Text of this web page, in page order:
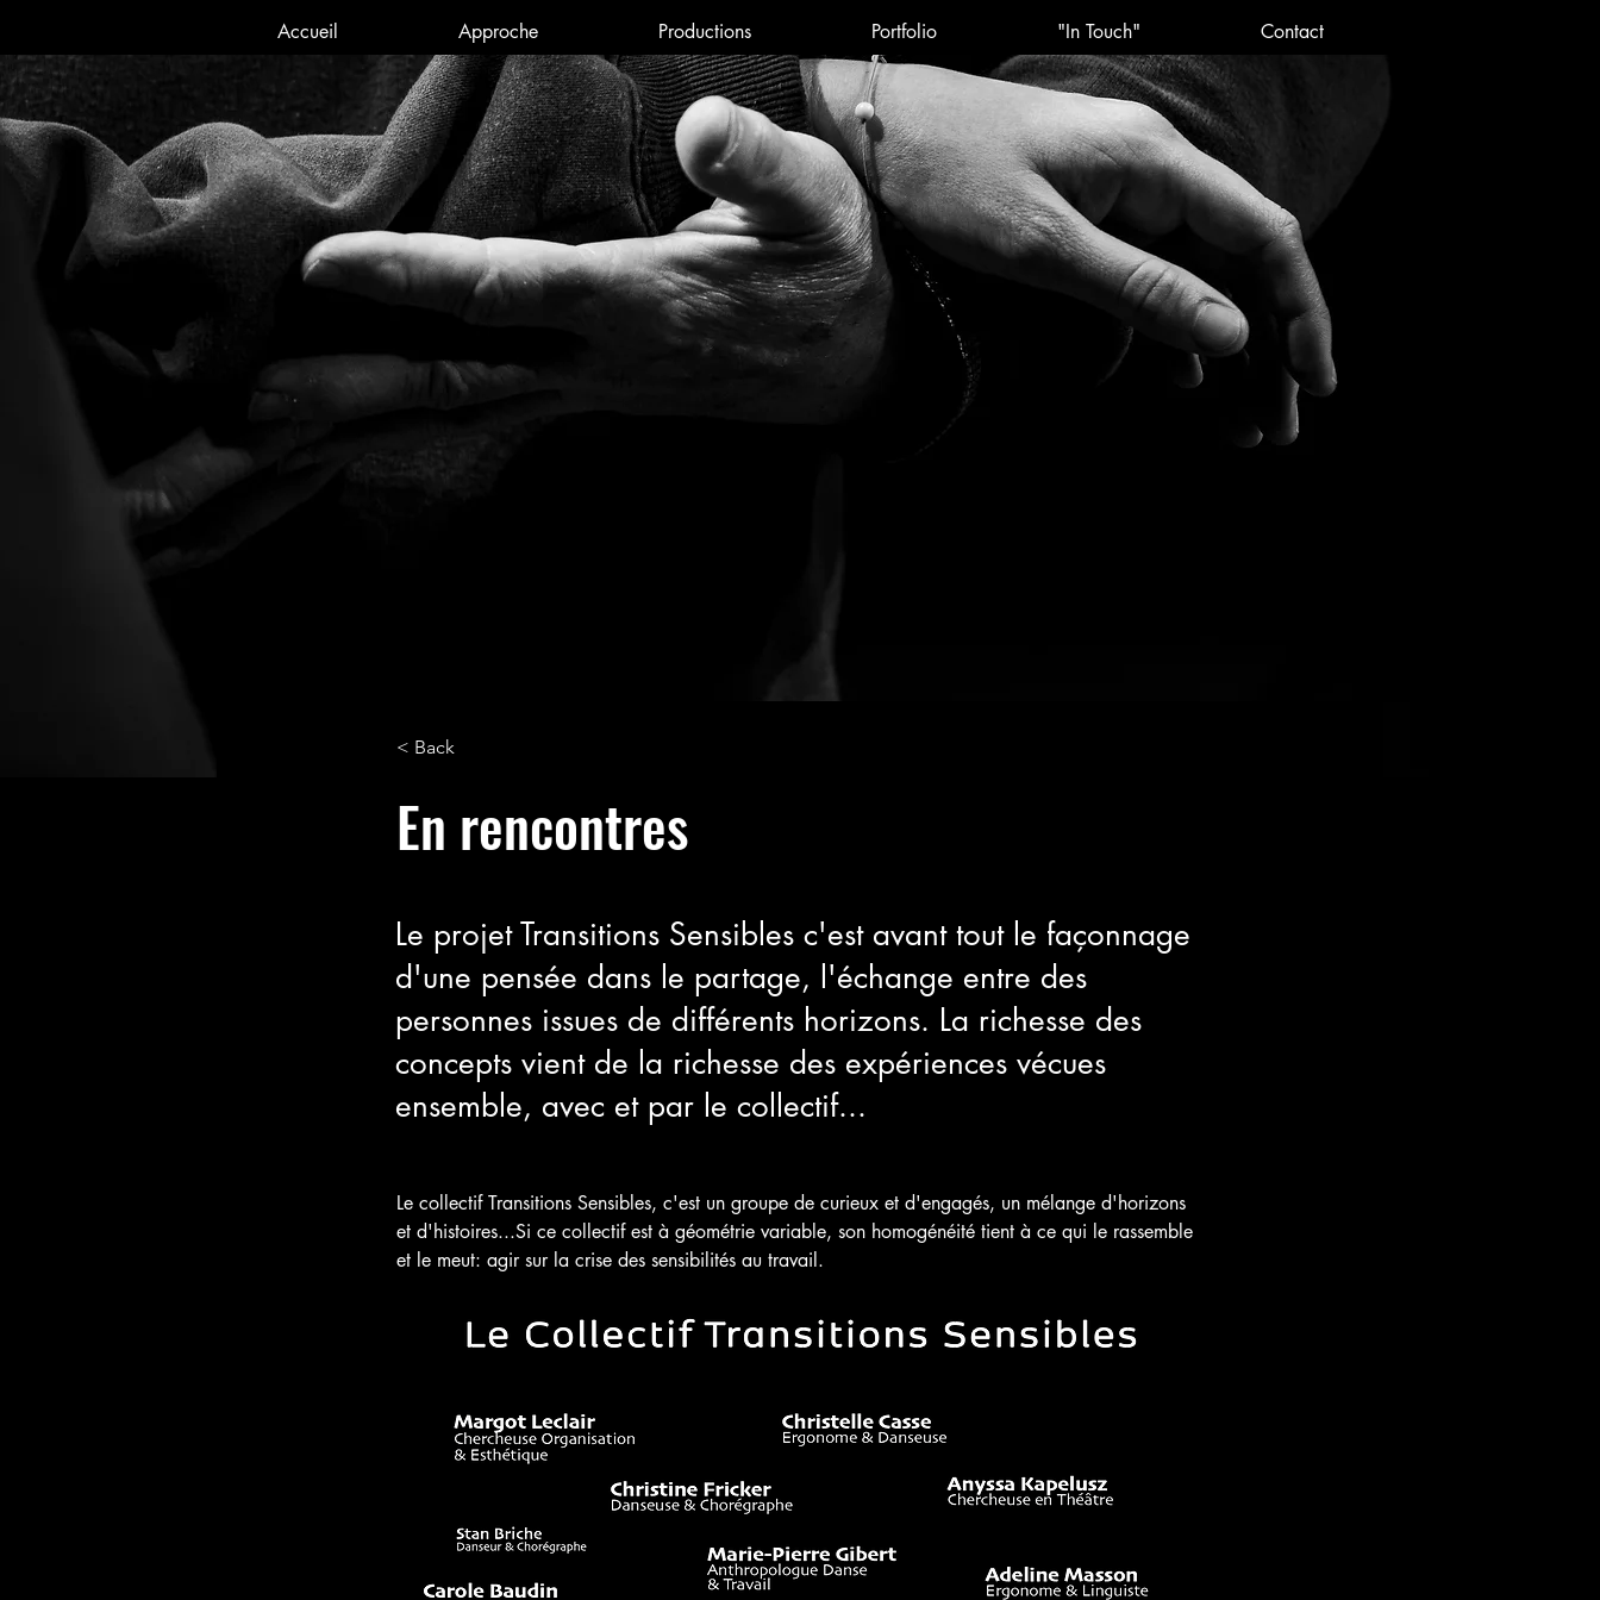
Accueil Approche Productions Portfolio "In Touch" Contact
< Back
En rencontres
Le projet Transitions Sensibles c'est avant tout le façonnage
d'une pensée dans le partage, l'échange entre des
personnes issues de différents horizons. La richesse des
concepts vient de la richesse des expériences vécues
ensemble, avec et par le collectif...
Le collectif Transitions Sensibles, c'est un groupe de curieux et d'engagés, un mélange d'horizons
et d'histoires...Si ce collectif est à géométrie variable, son homogénéité tient à ce qui le rassemble
et le meut: agir sur la crise des sensibilités au travail.